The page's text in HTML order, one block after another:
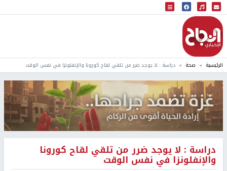
البث المباشر
إذاعة النجاح
الرئيسية صحة دراسة : لا يوجد ضرر من تلقي لقاح كورونا والإنفلونزا في نفس الوقت
دراسة : لا يوجد ضرر من تلقي لقاح كورونا
والإنفلونزا في نفس الوقت